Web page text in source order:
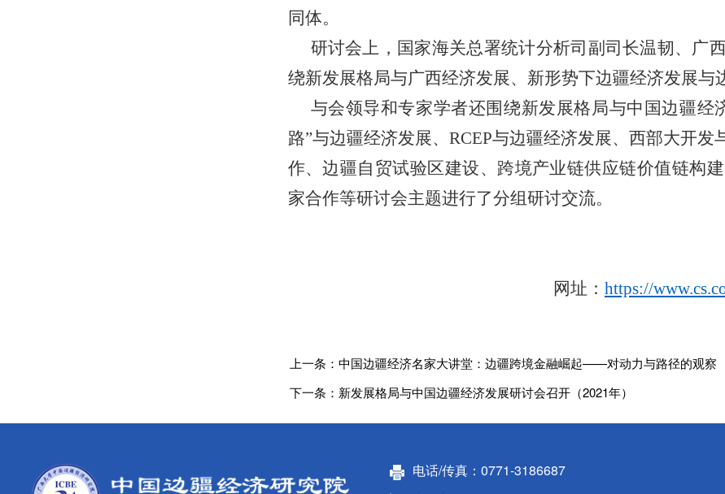
同体。
研讨会上，国家海关总署统计分析司副司长温韧、广
绕新发展格局与广西经济发展、新形势下边疆经济发展与
与会领导和专家学者还围绕新发展格局与中国边疆
路”与边疆经济发展、RCEP与边疆经济发展、西部大开
作、边疆自贸试验区建设、跨境产业链供应链价值链构
家合作等研讨会主题进行了分组研讨交流。
网址： https://
上一条： 中国边疆经济名家大讲堂：边疆跨境金融崛起——对动力与路径的观察
下一条： 新发展格局与中国边疆经济发展研讨会召开（2021年）
电话/传真：0771-3186687